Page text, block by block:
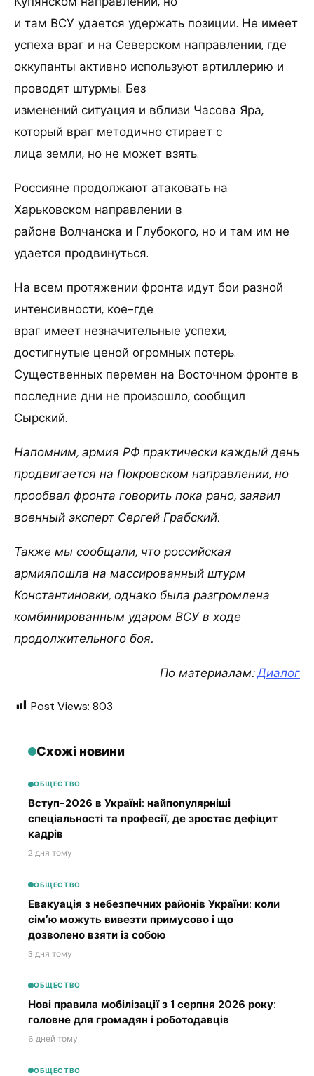
и там ВСУ удается удержать позиции. Не имеет
успеха враг и на Северском направлении, где
оккупанты активно используют артиллерию и
проводят штурмы. Без
изменений ситуация и вблизи Часова Яра,
который враг методично стирает с
лица земли, но не может взять.
Россияне продолжают атаковать на
Харьковском направлении в
районе Волчанска и Глубокого, но и там им не
удается продвинуться.
На всем протяжении фронта идут бои разной
интенсивности, кое-где
враг имеет незначительные успехи,
достигнутые ценой огромных потерь.
Существенных перемен на Восточном фронте в
последние дни не произошло, сообщил
Сырский.
Напомним, армия РФ практически каждый день
продвигается на Покровском направлении, но
прообвал фронта говорить пока рано, заявил
военный эксперт Сергей Грабский.
Также мы сообщали, что российская
армияпошла на массированный штурм
Константиновки, однако была разгромлена
комбинированным ударом ВСУ в ходе
продолжительного боя.
По материалам:Диалог
Post Views: 803
Схожі новини
ОБЩЕСТВО
Вступ-2026 в Україні: найпопулярніші
спеціальності та професії, де зростає дефіцит
кадрів
2 дня тому
ОБЩЕСТВО
Евакуація з небезпечних районів України: коли
сім’ю можуть вивезти примусово і що
дозволено взяти із собою
3 дня тому
ОБЩЕСТВО
Нові правила мобілізації з 1 серпня 2026 року:
головне для громадян і роботодавців
6 дней тому
ОБЩЕСТВО